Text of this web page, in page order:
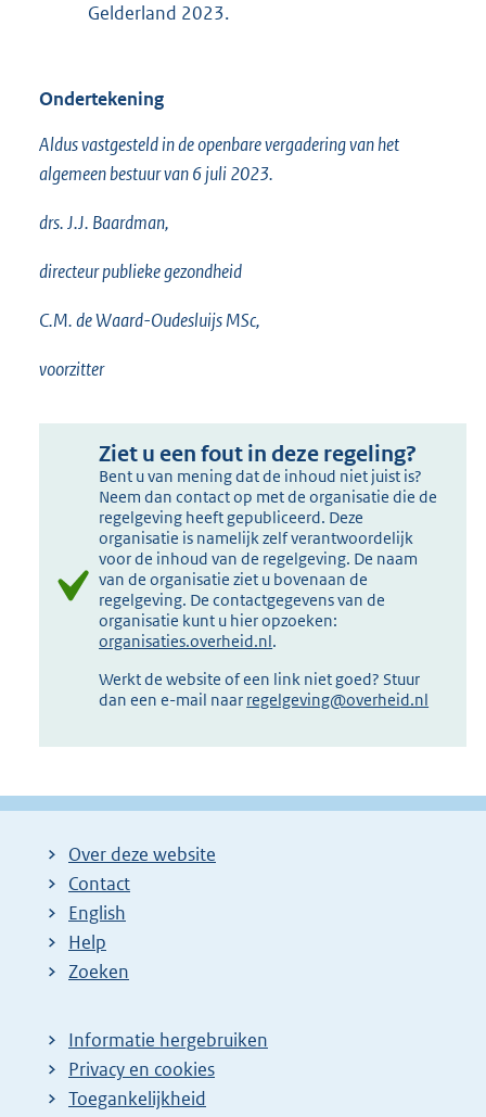
Gelderland 2023.
Ondertekening
Aldus vastgesteld in de openbare vergadering van het
algemeen bestuur van 6 juli 2023.
drs. J.J. Baardman,
directeur publieke gezondheid
C.M. de Waard-Oudesluijs MSc,
voorzitter
Ziet u een fout in deze regeling?
Bent u van mening dat de inhoud niet juist is?
Neem dan contact op met de organisatie die de
regelgeving heeft gepubliceerd. Deze
organisatie is namelijk zelf verantwoordelijk
voor de inhoud van de regelgeving. De naam
van de organisatie ziet u bovenaan de
regelgeving. De contactgegevens van de
organisatie kunt u hier opzoeken:
organisaties.overheid.nl.
Werkt de website of een link niet goed? Stuur
dan een e-mail naar regelgeving@overheid.nl
Over deze website
Contact
English
Help
Zoeken
Informatie hergebruiken
Privacy en cookies
Toegankelijkheid